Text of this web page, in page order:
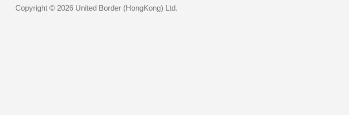
Copyright © 2026 United Border (HongKong) Ltd.